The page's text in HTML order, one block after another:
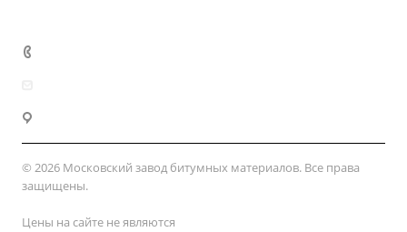
© 2026 Московский завод битумных материалов. Все права
защищены.
Цены на сайте не являются